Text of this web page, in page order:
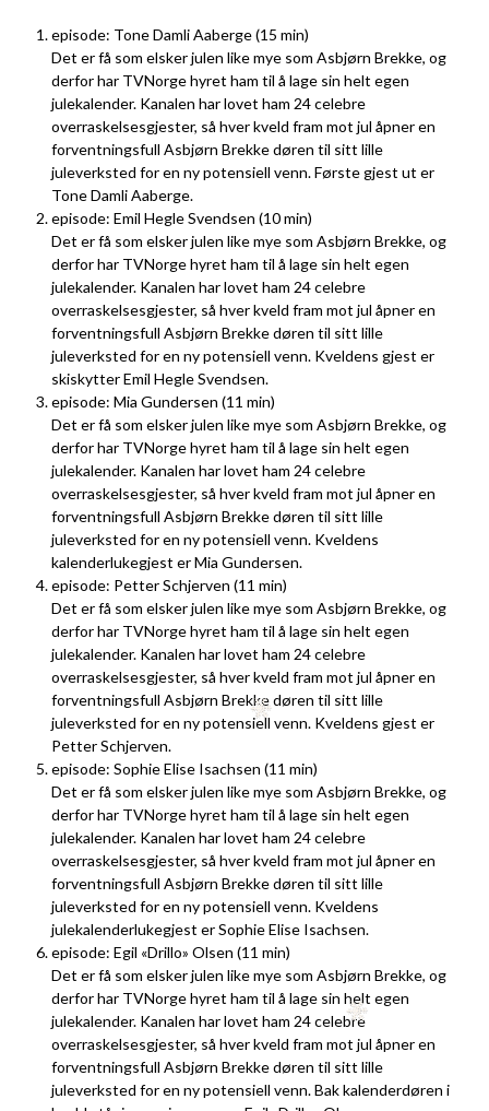
episode: Tone Damli Aaberge (15 min)
Det er få som elsker julen like mye som Asbjørn Brekke, og
derfor har TVNorge hyret ham til å lage sin helt egen
julekalender. Kanalen har lovet ham 24 celebre
overraskelsesgjester, så hver kveld fram mot jul åpner en
forventningsfull Asbjørn Brekke døren til sitt lille
juleverksted for en ny potensiell venn. Første gjest ut er
Tone Damli Aaberge.
episode: Emil Hegle Svendsen (10 min)
Det er få som elsker julen like mye som Asbjørn Brekke, og
derfor har TVNorge hyret ham til å lage sin helt egen
julekalender. Kanalen har lovet ham 24 celebre
overraskelsesgjester, så hver kveld fram mot jul åpner en
forventningsfull Asbjørn Brekke døren til sitt lille
juleverksted for en ny potensiell venn. Kveldens gjest er
skiskytter Emil Hegle Svendsen.
episode: Mia Gundersen (11 min)
Det er få som elsker julen like mye som Asbjørn Brekke, og
derfor har TVNorge hyret ham til å lage sin helt egen
julekalender. Kanalen har lovet ham 24 celebre
overraskelsesgjester, så hver kveld fram mot jul åpner en
forventningsfull Asbjørn Brekke døren til sitt lille
juleverksted for en ny potensiell venn. Kveldens
kalenderlukegjest er Mia Gundersen.
episode: Petter Schjerven (11 min)
Det er få som elsker julen like mye som Asbjørn Brekke, og
derfor har TVNorge hyret ham til å lage sin helt egen
julekalender. Kanalen har lovet ham 24 celebre
overraskelsesgjester, så hver kveld fram mot jul åpner en
forventningsfull Asbjørn Brekke døren til sitt lille
juleverksted for en ny potensiell venn. Kveldens gjest er
Petter Schjerven.
episode: Sophie Elise Isachsen (11 min)
Det er få som elsker julen like mye som Asbjørn Brekke, og
derfor har TVNorge hyret ham til å lage sin helt egen
julekalender. Kanalen har lovet ham 24 celebre
overraskelsesgjester, så hver kveld fram mot jul åpner en
forventningsfull Asbjørn Brekke døren til sitt lille
juleverksted for en ny potensiell venn. Kveldens
julekalenderlukegjest er Sophie Elise Isachsen.
episode: Egil «Drillo» Olsen (11 min)
Det er få som elsker julen like mye som Asbjørn Brekke, og
derfor har TVNorge hyret ham til å lage sin helt egen
julekalender. Kanalen har lovet ham 24 celebre
overraskelsesgjester, så hver kveld fram mot jul åpner en
forventningsfull Asbjørn Brekke døren til sitt lille
juleverksted for en ny potensiell venn. Bak kalenderdøren i